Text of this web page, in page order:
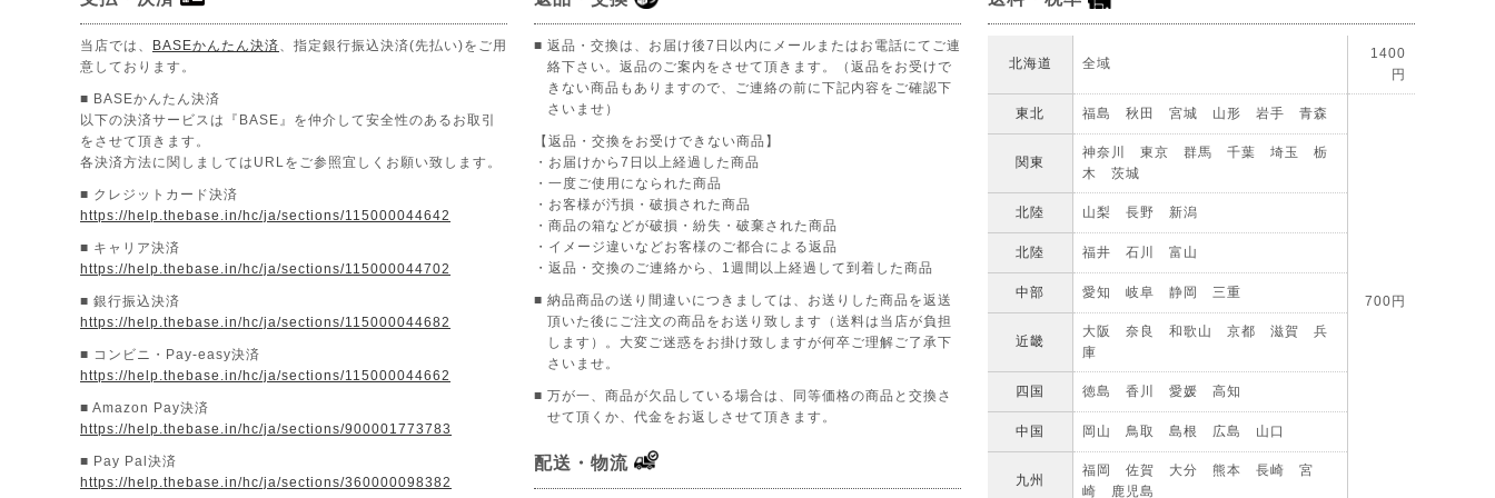
当店では、 BASEかんたん決済 、指定銀行振込決済(先払い)をご用
意しております。
■ BASEかんたん決済
以下の決済サービスは『BASE』を仲介して安全性のあるお取引
をさせて頂きます。
各決済方法に関しましてはURLをご参照宜しくお願い致します。
■ クレジットカード決済
https://help.thebase.in/hc/ja/sections/115000044642
■ キャリア決済
https://help.thebase.in/hc/ja/sections/115000044702
■ 銀行振込決済
https://help.thebase.in/hc/ja/sections/115000044682
■ コンビニ・Pay-easy決済
https://help.thebase.in/hc/ja/sections/115000044662
■ Amazon Pay決済
https://help.thebase.in/hc/ja/sections/900001773783
■ Pay Pal決済
https://help.thebase.in/hc/ja/sections/360000098382
■ 返品・交換は、お届け後7日以内にメールまたはお電話にてご連
絡下さい。返品のご案内をさせて頂きます。（返品をお受けで
きない商品もありますので、ご連絡の前に下記内容をご確認下
さいませ）
【返品・交換をお受けできない商品】
・お届けから7日以上経過した商品
・一度ご使用になられた商品
・お客様が汚損・破損された商品
・商品の箱などが破損・紛失・破棄された商品
・イメージ違いなどお客様のご都合による返品
・返品・交換のご連絡から、1週間以上経過して到着した商品
■ 納品商品の送り間違いにつきましては、お送りした商品を返送
頂いた後にご注文の商品をお送り致します（送料は当店が負担
します）。大変ご迷惑をお掛け致しますが何卒ご理解ご了承下
さいませ。
■ 万が一、商品が欠品している場合は、同等価格の商品と交換さ
せて頂くか、代金をお返しさせて頂きます。
配送・物流
北海道 全域
1400
円
東北 福島 秋田 宮城 山形 岩手 青森
700円
関東
神奈川 東京 群馬 千葉 埼玉 栃
木 茨城
北陸 山梨 長野 新潟
北陸 福井 石川 富山
中部 愛知 岐阜 静岡 三重
近畿
大阪 奈良 和歌山 京都 滋賀 兵
庫
四国 徳島 香川 愛媛 高知
中国 岡山 鳥取 島根 広島 山口
九州
福岡 佐賀 大分 熊本 長崎 宮
崎 鹿児島